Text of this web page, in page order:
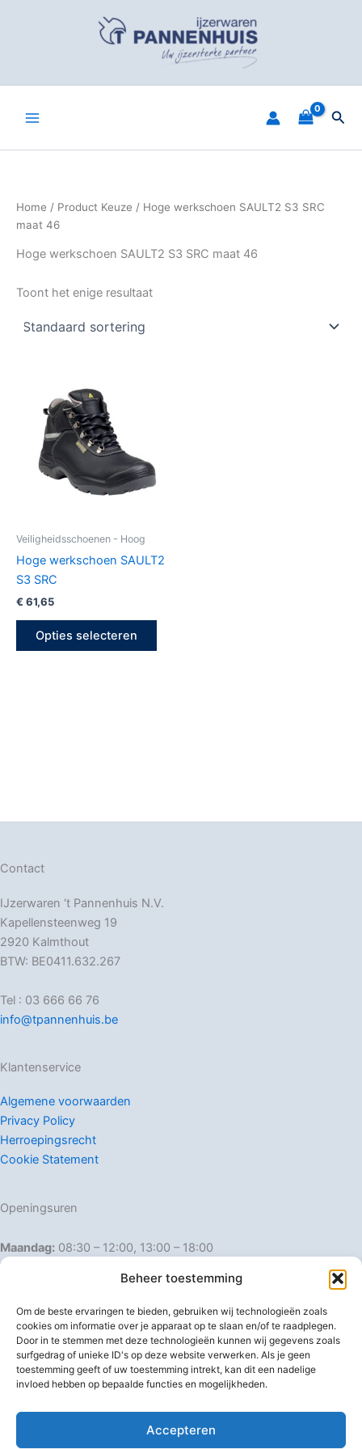
Beheer toestemming
Om de beste ervaringen te bieden, gebruiken wij technologieën zoals
cookies om informatie over je apparaat op te slaan en/of te raadplegen.
Door in te stemmen met deze technologieën kunnen wij gegevens zoals
surfgedrag of unieke ID's op deze website verwerken. Als je geen
toestemming geeft of uw toestemming intrekt, kan dit een nadelige
invloed hebben op bepaalde functies en mogelijkheden.
Accepteren
Home / Product Keuze / Hoge werkschoen SAULT2 S3 SRC
maat 46
Hoge werkschoen SAULT2 S3 SRC maat 46
Toont het enige resultaat
Veiligheidsschoenen - Hoog
Hoge werkschoen SAULT2
S3 SRC
€ 61,65
Opties selecteren
op
Contact
IJzerwaren ‘t Pannenhuis N.V.
Kapellensteenweg 19
2920 Kalmthout
BTW: BE0411.632.267
Tel : 03 666 66 76
info@tpannenhuis.be
Klantenservice
Algemene voorwaarden
Privacy Policy
Herroepingsrecht
Cookie Statement
Openingsuren
Maandag: 08:30 – 12:00, 13:00 – 18:00
Dinsdag:
08:30 – 12:00, 13:00 – 18:00
Donderdag: 08:30 – 12:00, 13:00 – 18:00
Vrijdag: 08:30 – 12:00, 13:00 – 18:00
Zaterdag: 08:30 – 16:00
Zondag: Gesloten